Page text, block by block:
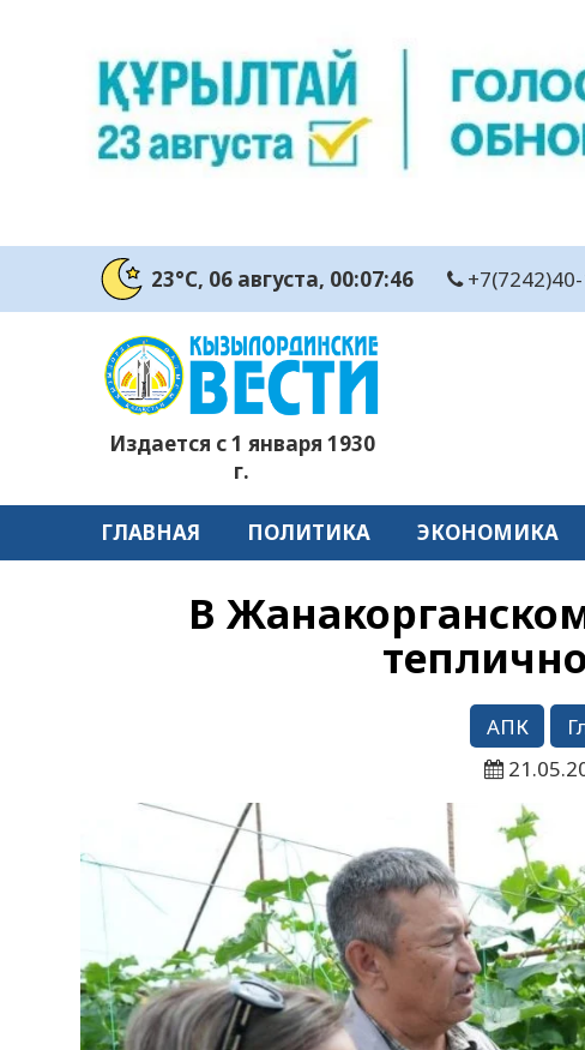
23°C, 06 августа, 00:07:47
Издается с 1 января 1930
г.
ГЛАВНАЯ ПОЛИТИКА ЭКОНОМИКА
В
АПК